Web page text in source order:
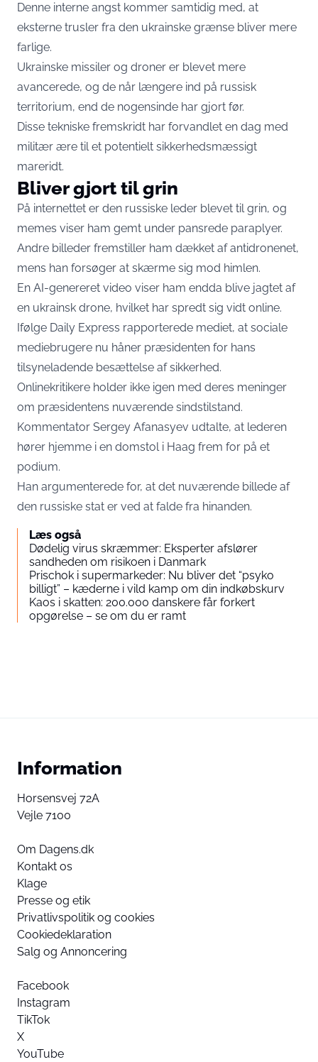
Denne interne angst kommer samtidig med, at
eksterne trusler fra den ukrainske grænse bliver mere
farlige.
Ukrainske missiler og droner er blevet mere
avancerede, og de når længere ind på russisk
territorium, end de nogensinde har gjort før.
Disse tekniske fremskridt har forvandlet en dag med
militær ære til et potentielt sikkerhedsmæssigt
mareridt.
Bliver gjort til grin
På internettet er den russiske leder blevet til grin, og
memes viser ham gemt under pansrede paraplyer.
Andre billeder fremstiller ham dækket af antidronenet,
mens han forsøger at skærme sig mod himlen.
En AI-genereret video viser ham endda blive jagtet af
en ukrainsk drone, hvilket har spredt sig vidt online.
Ifølge Daily Express rapporterede mediet, at sociale
mediebrugere nu håner præsidenten for hans
tilsyneladende besættelse af sikkerhed.
Onlinekritikere holder ikke igen med deres meninger
om præsidentens nuværende sindstilstand.
Kommentator Sergey Afanasyev udtalte, at lederen
hører hjemme i en domstol i Haag frem for på et
podium.
Han argumenterede for, at det nuværende billede af
den russiske stat er ved at falde fra hinanden.
Læs også
Dødelig virus skræmmer: Eksperter afslører
sandheden om risikoen i Danmark
Prischok i supermarkeder: Nu bliver det “psyko
billigt” – kæderne i vild kamp om din indkøbskurv
Kaos i skatten: 200.000 danskere får forkert
opgørelse – se om du er ramt
Information
Horsensvej 72A
Vejle 7100
Om Dagens.dk
Kontakt os
Klage
Presse og etik
Privatlivspolitik og cookies
Cookiedeklaration
Salg og Annoncering
Facebook
Instagram
TikTok
X
YouTube